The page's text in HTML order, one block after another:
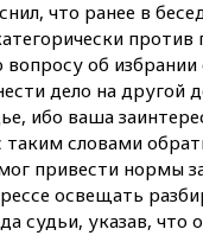
что ранее в
вопросу об
дело на другой
ибо ваша
словами
привести нормы
освещать
судьи, указав, что